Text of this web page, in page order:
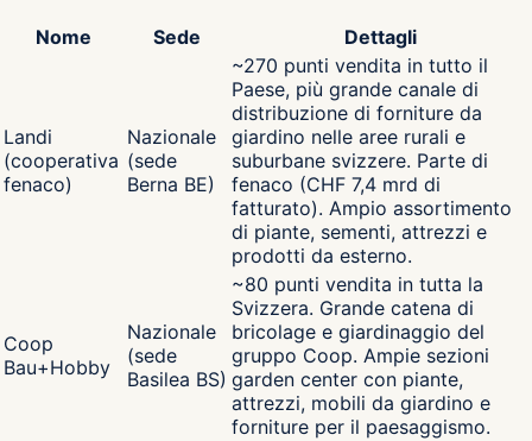
Nome Sede Dettagli
Landi
(cooperativa
fenaco)
Nazionale
(sede
Berna BE)
~270 punti vendita in tutto il
Paese, più grande canale di
distribuzione di forniture da
giardino nelle aree rurali e
suburbane svizzere. Parte di
fenaco (CHF 7,4 mrd di
fatturato). Ampio assortimento
di piante, sementi, attrezzi e
prodotti da esterno.
Coop
Bau+Hobby
Nazionale
(sede
Basilea BS)
~80 punti vendita in tutta la
Svizzera. Grande catena di
bricolage e giardinaggio del
gruppo Coop. Ampie sezioni
garden center con piante,
attrezzi, mobili da giardino e
forniture per il paesaggismo.